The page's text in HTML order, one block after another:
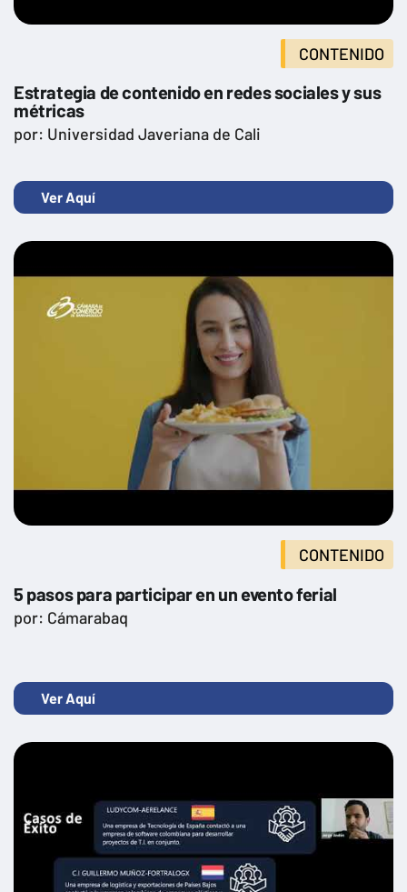
Transformación digital en la empresa
CONTENIDO
Estrategia de contenido en redes sociales y sus
métricas
por: Universidad Javeriana de Cali
Ver Aquí
CONTENIDO
5 pasos para participar en un evento ferial
por: Cámarabaq
Ver Aquí